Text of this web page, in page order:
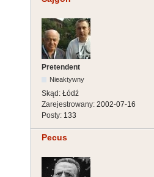
Pretendent
Nieaktywny
Skąd: Łódź
Zarejestrowany: 2002-07-16
Posty: 133
Pecus